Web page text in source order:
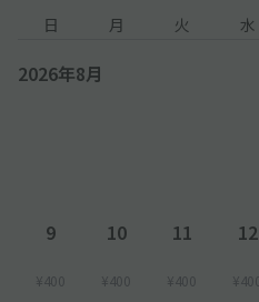
日 月 火 水
2026年8月
9
¥400
10
¥400
11
¥400
12
¥400